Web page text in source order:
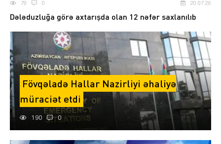
79 0 20.07.26
Dələduzluğa görə axtarışda olan 12 nəfər saxlanılıb
Fövqəladə Hallar Nazirliyi əhaliyə
müraciət etdi
190 0